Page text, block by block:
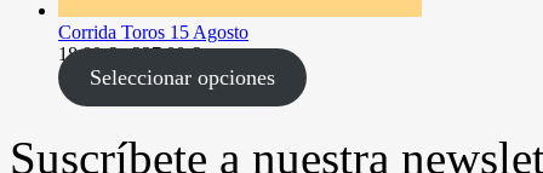
Corrida Toros 15 Agosto
18,00€ - 237,00€Rango
de
precios:
hasta
Seleccionar opciones
Suscríbete a nuestra